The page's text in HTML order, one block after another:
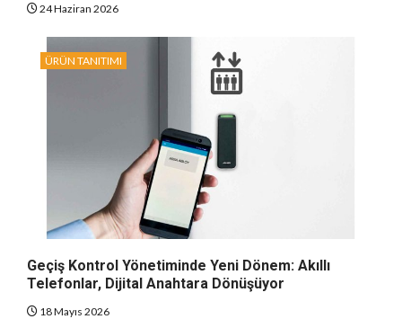
24 Haziran 2026
ÜRÜN TANITIMI
Geçiş Kontrol Yönetiminde Yeni Dönem: Akıllı
Telefonlar, Dijital Anahtara Dönüşüyor
18 Mayıs 2026